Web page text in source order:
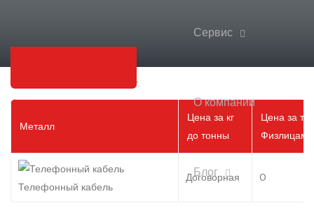
Сервис
О компании
Блог
Цена на 10 августа 2026 г.
Металл
Цена за кг
до тонны
Цена за
Физлицам
Телефонный кабель
Договорная 0